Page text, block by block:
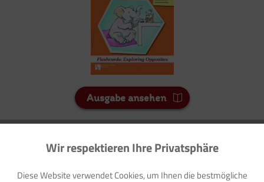
Ausgabe ansehen
Für Sie als Mitglied entspricht dies 7,40 Euro.
Seitenanzahl
Funktionale Aktiv
Wir respektieren Ihre Privatsphäre
Diese Website verwendet Cookies, um Ihnen die bestmögliche